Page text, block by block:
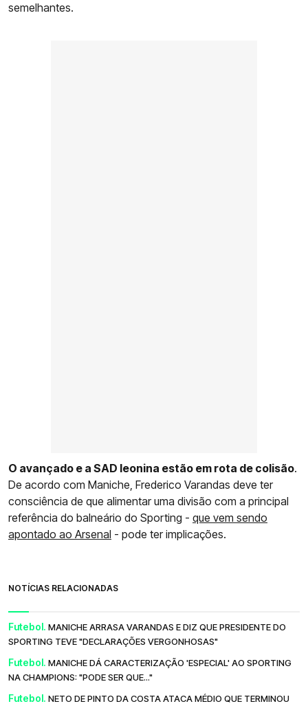
semelhantes.
O avançado e a SAD leonina estão em rota de colisão.
De acordo com Maniche, Frederico Varandas deve ter
consciência de que alimentar uma divisão com a principal
referência do balneário do Sporting - que vem sendo
apontado ao Arsenal - pode ter implicações.
NOTÍCIAS RELACIONADAS
Futebol. MANICHE ARRASA VARANDAS E DIZ QUE PRESIDENTE DO
SPORTING TEVE "DECLARAÇÕES VERGONHOSAS"
Futebol. MANICHE DÁ CARACTERIZAÇÃO 'ESPECIAL' AO SPORTING
NA CHAMPIONS: "PODE SER QUE..."
Futebol. NETO DE PINTO DA COSTA ATACA MÉDIO QUE TERMINOU